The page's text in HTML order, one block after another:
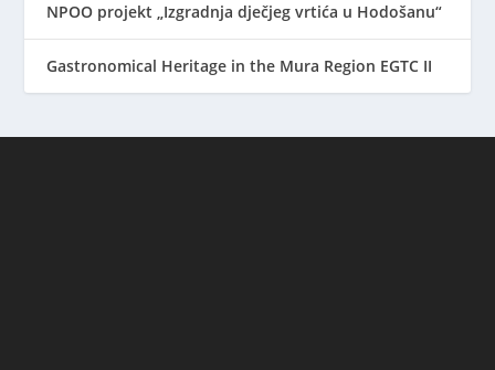
NPOO projekt „Izgradnja dječjeg vrtića u Hodošanu“
Gastronomical Heritage in the Mura Region EGTC II